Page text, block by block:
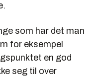
som har det man
for eksempel
en god
seg til over